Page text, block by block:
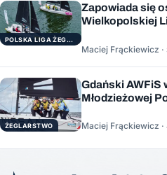
POLSKA LIGA ŻEGLARSKA
Zapowiada się
Wielkopolskiej
Maciej Frąckiewicz ·
ŻEGLARSTWO
Gdański AWFiS
Młodzieżowej
Maciej Frąckiewicz ·